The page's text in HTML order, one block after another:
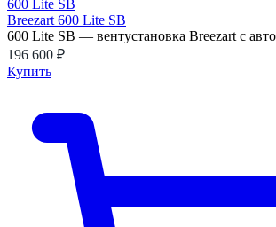
Breezart 600 Lite SB
600 Lite SB — вентустановка Breezart с
196 600 ₽
Купить